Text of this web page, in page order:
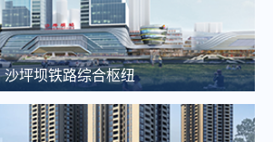
枢纽集团2025年土地招商推介（一）
关于九曲河智慧停车站场综合开发项目投资收益可行性研究咨询单位的比选公告
沙坪坝铁路综合枢纽